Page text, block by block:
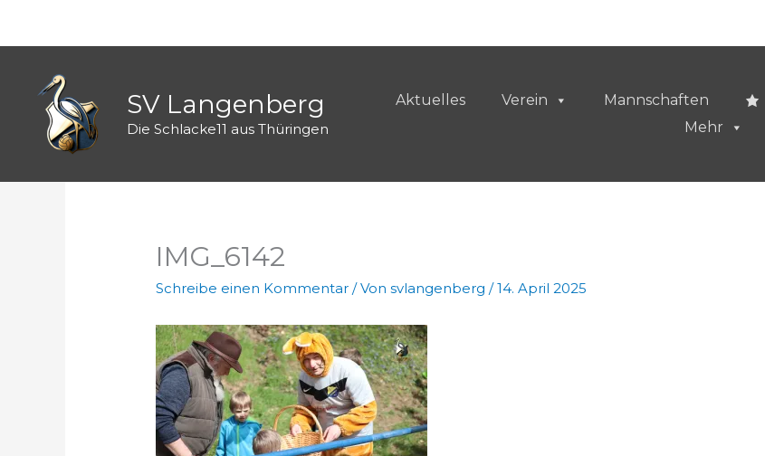
SV Langenberg
Die Schlacke11 aus Thüringen
Aktuelles Verein Mannschaften
Mehr
IMG_6142
Schreibe einen Kommentar / Vonsvlangenberg/14. April 2025